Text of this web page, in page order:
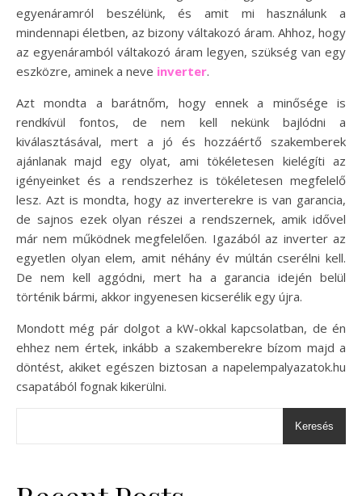
egyenáramról beszélünk, és amit mi használunk a
mindennapi életben, az bizony váltakozó áram. Ahhoz, hogy
az egyenáramból váltakozó áram legyen, szükség van egy
eszközre, aminek a neve inverter.
Azt mondta a barátnőm, hogy ennek a minősége is
rendkívül fontos, de nem kell nekünk bajlódni a
kiválasztásával, mert a jó és hozzáértő szakemberek
ajánlanak majd egy olyat, ami tökéletesen kielégíti az
igényeinket és a rendszerhez is tökéletesen megfelelő
lesz. Azt is mondta, hogy az inverterekre is van garancia,
de sajnos ezek olyan részei a rendszernek, amik idővel
már nem működnek megfelelően. Igazából az inverter az
egyetlen olyan elem, amit néhány év múltán cserélni kell.
De nem kell aggódni, mert ha a garancia idején belül
történik bármi, akkor ingyenesen kicserélik egy újra.
Mondott még pár dolgot a kW-okkal kapcsolatban, de én
ehhez nem értek, inkább a szakemberekre bízom majd a
döntést, akiket egészen biztosan a napelempalyazatok.hu
csapatából fognak kikerülni.
Keresés